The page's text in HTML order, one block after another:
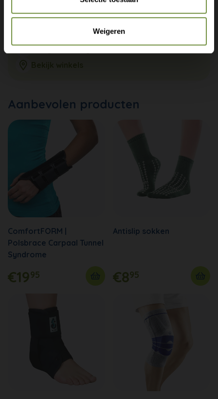
Weigeren
+31 (0)20 760 47 20
info@thuiszorgwinkelonline.nl
Aanbevolen producten
ComfortFORM |
Polsbrace Carpaal Tunnel
Syndrome
€1995
Antislip sokken
€895